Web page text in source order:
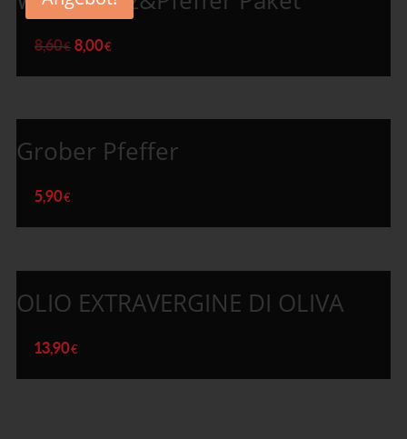
8,60€ 8,00€
Grober Pfeffer
5,90€
OLIO EXTRAVERGINE DI OLIVA
13,90€